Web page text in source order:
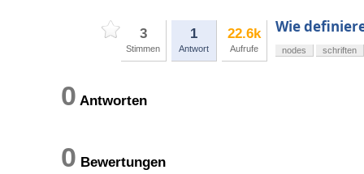
3
Stimmen
1
Antwort
22.6k
Aufrufe
Wie
nodes schriften
0 Antworten
0 Bewertungen